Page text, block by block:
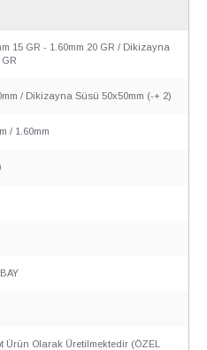
15 GR - 1.60mm 20 GR / Dikizayna
/ Dikizayna Süsü 50x50mm (-+ 2)
/ 1.60mm
Ürün Olarak Üretilmektedir (ÖZEL